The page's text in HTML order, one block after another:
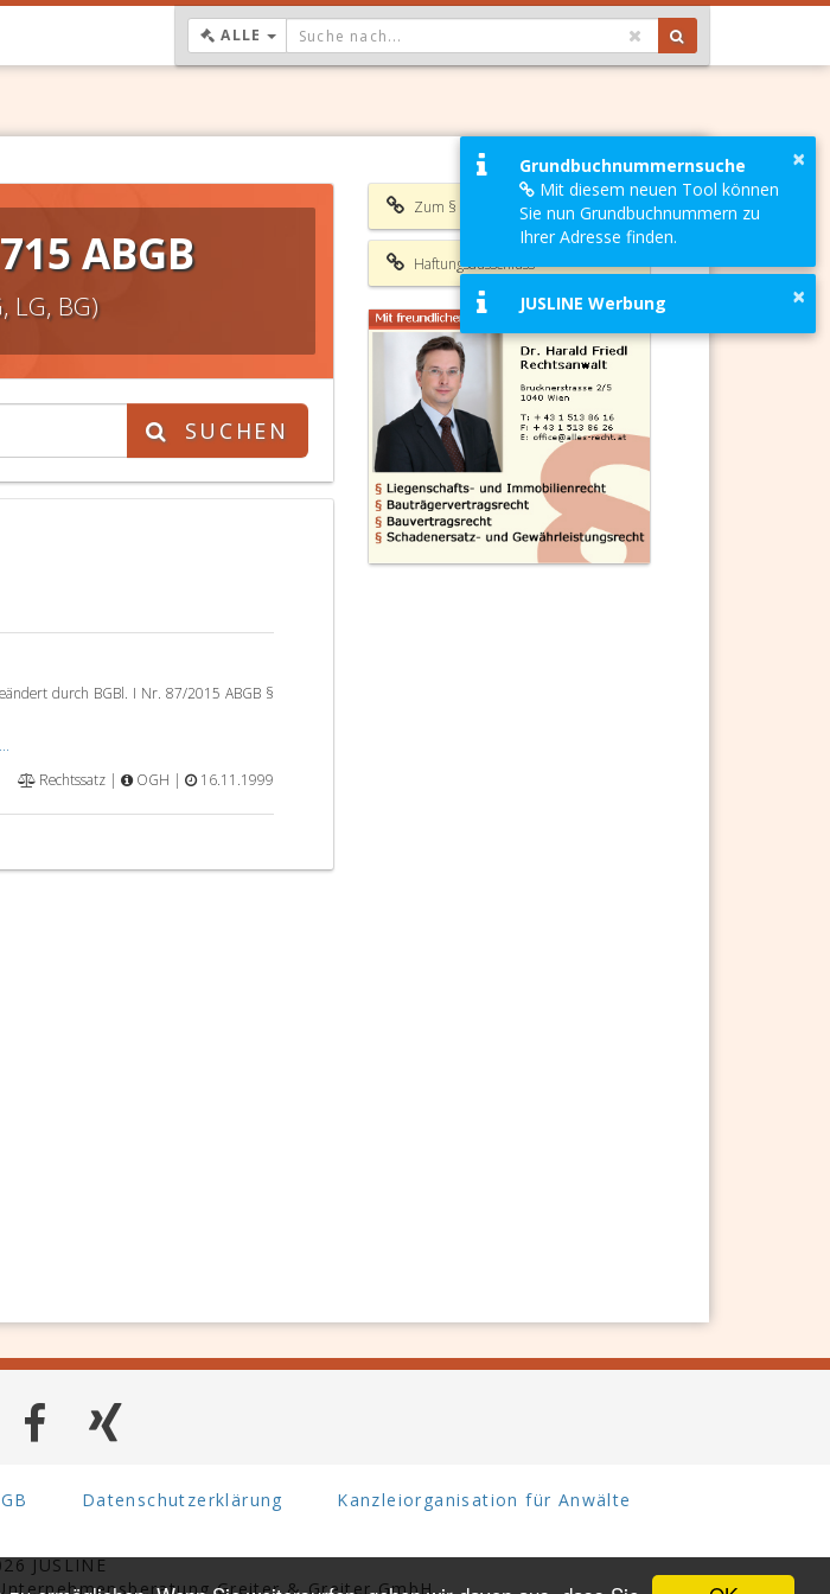
ALLE DROPDOWN: GEWÄHLTER WERT IST ALLE
ABGB
LG, BG)
SUCHEN
durch BGBl. I Nr. 87/2015 ABGB §
Rechtssatz |
OGH | 16.11.1999
Zum § 715 ABGB
Haftungsausschluss
Datenschutzerklärung Kanzleiorganisation für Anwälte
JUSLINE
Greiter & Greiter GmbH.
×
Grundbuchnummernsuche
Mit diesem neuen Tool können
Sie nun Grundbuchnummern zu
Ihrer Adresse finden.
×
JUSLINE Werbung